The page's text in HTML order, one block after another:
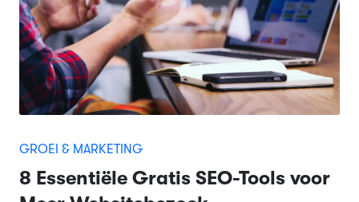
GROEI & MARKETING
8 Essentiële Gratis SEO-Tools voor